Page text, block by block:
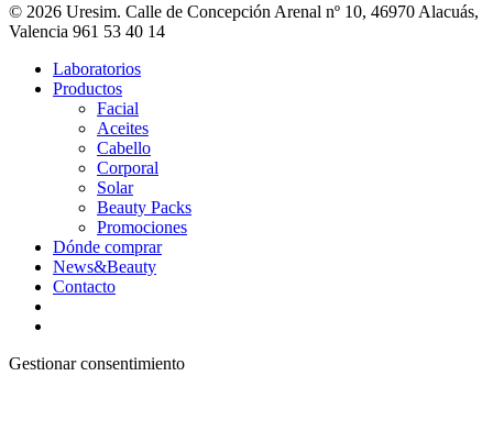
© 2026 Uresim. Calle de Concepción Arenal nº 10, 46970 Alacuás,
Valencia 961 53 40 14
Laboratorios
Productos
Facial
Aceites
Cabello
Corporal
Solar
Beauty Packs
Promociones
Dónde comprar
News&Beauty
Contacto
Gestionar consentimiento